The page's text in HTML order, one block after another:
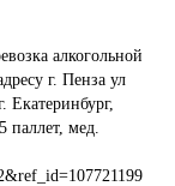
алкогольной
г. Пенза ул
Екатеринбург,
паллет, мед.